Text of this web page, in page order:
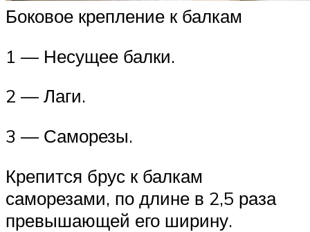
Боковое крепление к балкам
1 — Несущее балки.
2 — Лаги.
3 — Саморезы.
Крепится брус к балкам
саморезами, по длине в 2,5 раза
превышающей его ширину.